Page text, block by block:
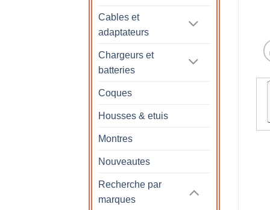
Cables et
adaptateurs
Chargeurs et
batteries
Coques
Housses & etuis
Montres
Nouveautes
Recherche par
marques